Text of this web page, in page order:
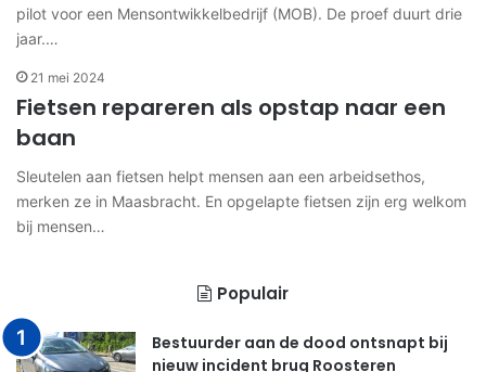
pilot voor een Mensontwikkelbedrijf (MOB). De proef duurt drie
jaar.…
21 mei 2024
Fietsen repareren als opstap naar een
baan
Sleutelen aan fietsen helpt mensen aan een arbeidsethos,
merken ze in Maasbracht. En opgelapte fietsen zijn erg welkom
bij mensen…
Populair
Bestuurder aan de dood ontsnapt bij
nieuw incident brug Roosteren